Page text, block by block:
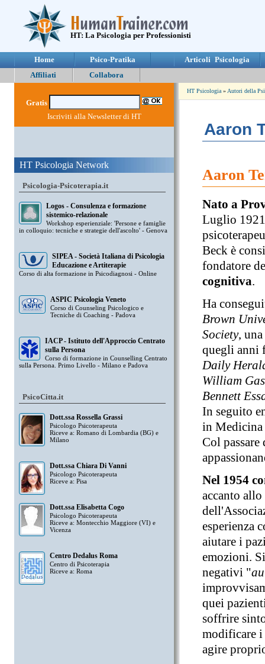
HT: La Psicologia per Professionisti
Home Psico-Pratika
Articoli Psicologia
Affiliati
Collabora
Gratis
Iscriviti alla Newsletter di HT
HT Psicologia Network
Psicologia-Psicoterapia.it
Logos - Consulenza e formazione
sistemico-relazionale
Workshop esperienziale: 'Persone e famiglie
in colloquio: tecniche e strategie dell'ascolto' - Genova
SIPEA - Società Italiana di Psicologia
Educazione e Artiterapie
Corso di alta formazione in Psicodiagnosi - Online
ASPIC Psicologia Veneto
Corso di Counseling Psicologico e
Tecniche di Coaching - Padova
IACP - Istituto dell'Approccio Centrato
sulla Persona
Corso di formazione in Counselling Centrato
sulla Persona. Primo Livello - Milano e Padova
PsicoCitta.it
Dott.ssa Rossella Grassi
Psicologo Psicoterapeuta
Riceve a: Romano di Lombardia (BG) e
Milano
Dott.ssa Chiara Di Vanni
Psicologo Psicoterapeuta
Riceve a: Pisa
Dott.ssa Elisabetta Cogo
Psicologo Psicoterapeuta
Riceve a: Montecchio Maggiore (VI) e
Vicenza
Centro Dedalus Roma
Centro di Psicoterapia
Riceve a: Roma
HT Psicologia » Autori della
Aaron
Aaron
Nato a
Luglio
Beck è
fondatore
cognitiva.
Ha
Brown
Society,
quegli anni
Daily
William
Bennett
In seguito
in
Col
Nel 1954
accanto
esperienza
aiutare i
emozioni.
negativi "
quei
soffrire
modificare i
agire